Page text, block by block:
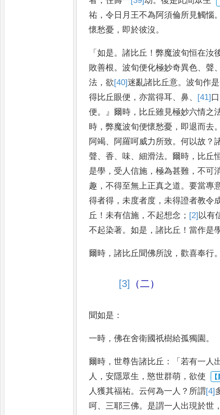
祐 ，令日月王不為阿須倫所見觸惱
懷愁憂 ， 即於彼沒。
「如是。諸比 丘 ！弊魔波旬恒在汝
敗善根。波旬便化極妙奇異色、聲
法 ，欲[40]迷亂諸比丘意。波旬作
得比丘眼便 ，亦當得耳、鼻、 [41] 口
便。』爾時 ， 比丘雖見極妙六情之
時 ，弊魔波旬便懷愁憂 ， 即退而去
阿竭、 阿羅呵威力所致。何以故 ？
聲、香、味、細滑法。爾時 ， 比丘
是學 ， 受人信施 ，極為甚難 ，不可
趣 ，不得至無上正真之道。要當專
得者得 ，未度者度 ，未得證者教令
丘 ！未有信施 ，不起想念 ； [2] 以有
不起染著。如是 ，諸比丘 ！當作是
爾時 ，諸比丘聞佛所說 ，歡喜奉行
[3] （二）
聞如是 ：
一時 ，佛在舍衛國祇樹給孤獨園 。
爾時 ，世尊告諸比丘 ：「 若有一人
人 ，安隱眾生 ， 愍世群萌 ，欲使
人獲其福祐。 云何為一人 ？ 所謂[4]
呵、 三耶三佛。 是謂一人出現於世